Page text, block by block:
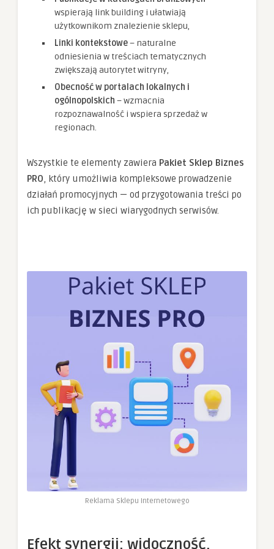
wspierają link building i ułatwiają
użytkownikom znalezienie sklepu,
Linki kontekstowe– naturalne
odniesienia w treściach tematycznych
zwiększają autorytet witryny,
Obecność w portalach lokalnych i
ogólnopolskich – wzmacnia
rozpoznawalność i wspiera sprzedaż w
regionach.
Wszystkie te elementy zawiera Pakiet Sklep Biznes
PRO, który umożliwia kompleksowe prowadzenie
działań promocyjnych — od przygotowania treści po
ich publikację w sieci wiarygodnych serwisów.
Reklama Sklepu Internetowego
Efekt synergii: widoczność,